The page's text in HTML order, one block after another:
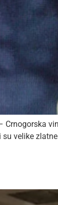
Crnogorska
velike